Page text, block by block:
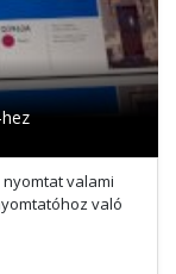
nyomtat valami
való